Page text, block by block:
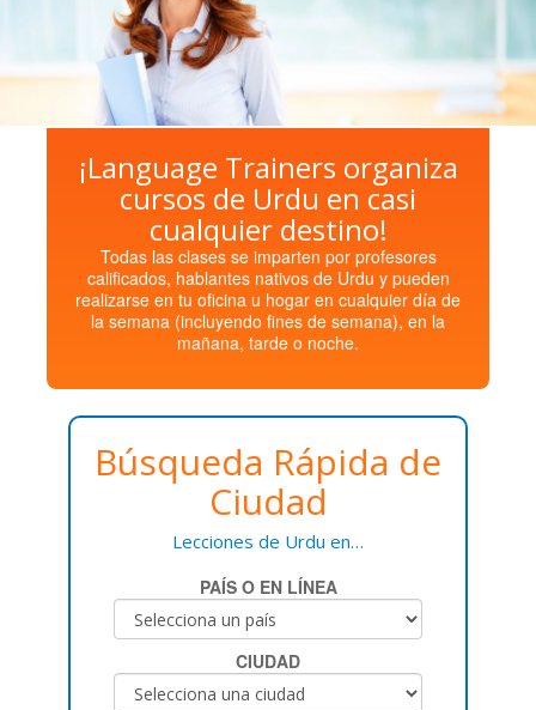
¡Language Trainers organiza
cursos de Urdu en casi
cualquier destino!
Todas las clases se imparten por profesores
calificados, hablantes nativos de Urdu y pueden
realizarse en tu oficina u hogar en cualquier día de
la semana (incluyendo fines de semana), en la
mañana, tarde o noche.
Búsqueda Rápida de
Ciudad
Lecciones de Urdu en…
PAÍS O EN LÍNEA
CIUDAD